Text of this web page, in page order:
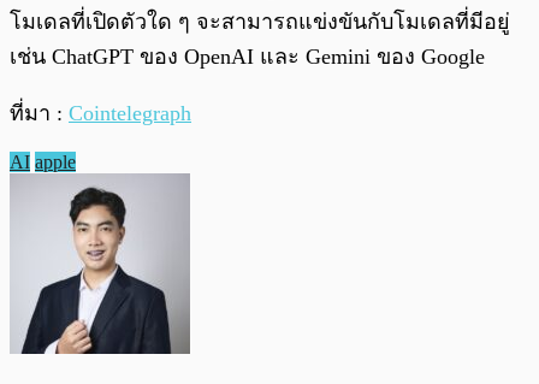
โมเดลที่เปิดตัวใด ๆ จะสามารถแข่งขันกับโมเดลที่มีอยู่
เช่น ChatGPT ของ OpenAI และ Gemini ของ Google
ที่มา : Cointelegraph
AI apple